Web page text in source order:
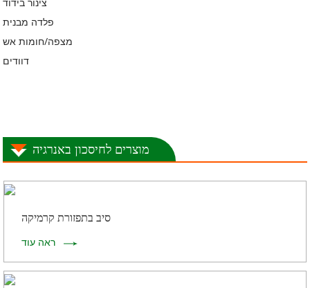
פלדה מבנית
מצפה/חומות אש
דוודים
מוצרים לחיסכון באנרגיה
סיב בתפזורת קרמיקה
ראה עוד